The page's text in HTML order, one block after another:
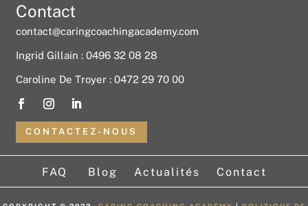
Contact
contact@caringcoachingacademy.com
Ingrid Gillain : 0496 32 08 28
Caroline De Troyer : 0472 29 70 00
CONTACTEZ-NOUS
FAQ Blog Actualités Contact